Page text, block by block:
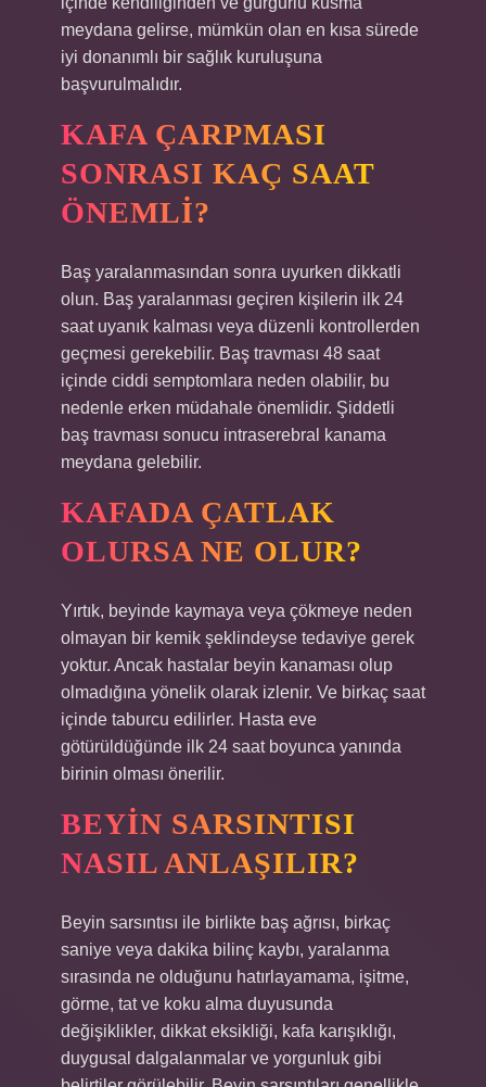
meydana gelirse, mümkün olan en kısa sürede
iyi donanımlı bir sağlık kuruluşuna
başvurulmalıdır.
KAFA ÇARPMASI
SONRASI KAÇ SAAT
ÖNEMLI?
Baş yaralanmasından sonra uyurken dikkatli
olun. Baş yaralanması geçiren kişilerin ilk 24
saat uyanık kalması veya düzenli kontrollerden
geçmesi gerekebilir. Baş travması 48 saat
içinde ciddi semptomlara neden olabilir, bu
nedenle erken müdahale önemlidir. Şiddetli
baş travması sonucu intraserebral kanama
meydana gelebilir.
KAFADA ÇATLAK
OLURSA NE OLUR?
Yırtık, beyinde kaymaya veya çökmeye neden
olmayan bir kemik şeklindeyse tedaviye gerek
yoktur. Ancak hastalar beyin kanaması olup
olmadığına yönelik olarak izlenir. Ve birkaç saat
içinde taburcu edilirler. Hasta eve
götürüldüğünde ilk 24 saat boyunca yanında
birinin olması önerilir.
BEYIN SARSINTISI
NASIL ANLAŞILIR?
Beyin sarsıntısı ile birlikte baş ağrısı, birkaç
saniye veya dakika bilinç kaybı, yaralanma
sırasında ne olduğunu hatırlayamama, işitme,
görme, tat ve koku alma duyusunda
değişiklikler, dikkat eksikliği, kafa karışıklığı,
duygusal dalgalanmalar ve yorgunluk gibi